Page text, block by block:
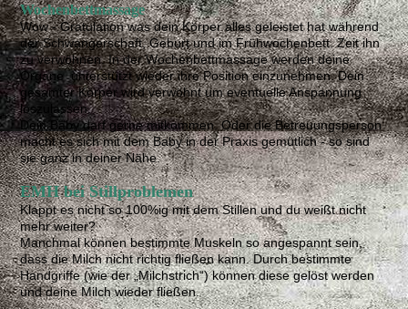
Wochenbettmassage
Wow - Gratulation was dein Körper alles geleistet hat während
der Schwangerschaft, Geburt und im Frühwochenbett. Zeit ihn
zu verwöhnen. In der Wochenbettmassage werden deine
Organe unterstützt wieder ihre Position einzunehmen. Dein
gesamter Körper wird verwöhnt um eventuelle Anspannung
loszulassen.
Dein Baby darf gerne mitkommen. Oder die Betreuungsperson
macht es sich mit dem Baby in der Praxis gemütlich - so sind
sie ganz in deiner Nähe.
EMH bei Stillproblemen
Klappt es nicht so 100%ig mit dem Stillen und du weißt nicht
mehr weiter?
Manchmal können bestimmte Muskeln so angespannt sein,
dass die Milch nicht richtig fließen kann. Durch bestimmte
Handgriffe (wie der „Milchstrich“) können diese gelöst werden
und deine Milch wieder fließen.